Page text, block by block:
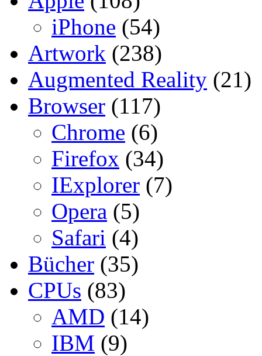
iPhone (54)
Artwork (238)
Augmented Reality (21)
Browser (117)
Chrome (6)
Firefox (34)
IExplorer (7)
Opera (5)
Safari (4)
Bücher (35)
CPUs (83)
AMD (14)
IBM (9)